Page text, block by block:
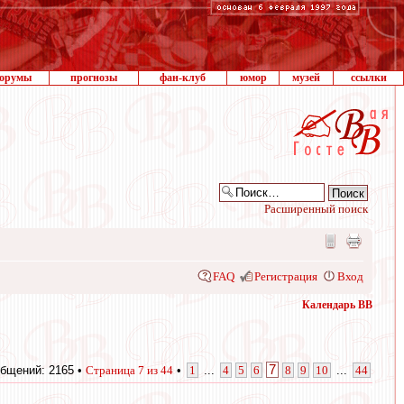
прогнозы фан-клуб юмор музей ссылки
Расширенный поиск
FAQ Регистрация Вход
Календарь ВВ
2165 • Страница 7 из 44 • 1 4 5 6 7 8 9 10 44